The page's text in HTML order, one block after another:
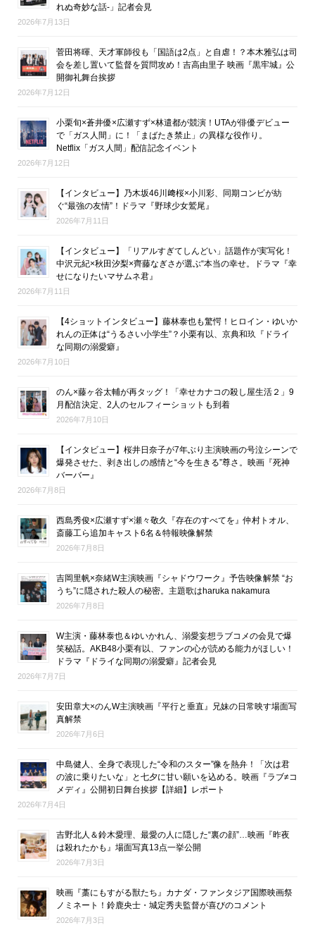
れぬ奇妙な話-」記者会見
2026年7月13日
菅田将暉、天才軍師役も「国語は2点」と自虐！？本木雅弘は司
会を差し置いて監督を質問攻め！吉高由里子 映画『黒牢城』公
開御礼舞台挨拶
2026年7月12日
小栗旬×蒼井優×広瀬すず×林遣都が競演！UTAが俳優デビュー
で「ガス人間」に！「まばたき禁止」の異様な役作り。
Netflix「ガス人間」配信記念イベント
2026年7月12日
【インタビュー】乃木坂46川﨑桜×小川彩、同期コンビが紡
ぐ“最強の友情”！ドラマ『野球少女鷲尾』
2026年7月11日
【インタビュー】「リアルすぎてしんどい」話題作が実写化！
中沢元紀×秋田汐梨×齊藤なぎさが選ぶ“本当の幸せ。ドラマ『幸
せになりたいマサムネ君』
2026年7月11日
【4ショットインタビュー】藤林泰也も驚愕！ヒロイン・ゆいか
れんの正体は“うるさい小学生”？小栗有以、京典和玖『ドライ
な同期の溺愛癖』
2026年7月10日
のん×藤ヶ谷太輔が再タッグ！「幸せカナコの殺し屋生活２」9
月配信決定、2人のセルフィーショットも到着
2026年7月10日
【インタビュー】桜井日奈子が7年ぶり主演映画の号泣シーンで
爆発させた、剥き出しの感情と“今を生きる”尊さ。映画『死神
バーバー』
2026年7月8日
西島秀俊×広瀬すず×瀬々敬久『存在のすべてを』仲村トオル、
斎藤工ら追加キャスト6名＆特報映像解禁
2026年7月8日
吉岡里帆×奈緒W主演映画『シャドウワーク』予告映像解禁 “お
うち”に隠された殺人の秘密。主題歌はharuka nakamura
2026年7月8日
W主演・藤林泰也＆ゆいかれん、溺愛妄想ラブコメの会見で爆
笑秘話。AKB48小栗有以、ファンの心が読める能力がほしい！
ドラマ『ドライな同期の溺愛癖』記者会見
2026年7月7日
安田章大×のんW主演映画『平行と垂直』兄妹の日常映す場面写
真解禁
2026年7月6日
中島健人、全身で表現した“令和のスター”像を熱弁！「次は君
の波に乗りたいな」と七夕に甘い願いを込める。映画『ラブ≠コ
メディ』公開初日舞台挨拶【詳細】レポート
2026年7月4日
吉野北人＆鈴木愛理、最愛の人に隠した“裏の顔”…映画『昨夜
は殺れたかも』場面写真13点一挙公開
2026年7月3日
映画『藁にもすがる獣たち』カナダ・ファンタジア国際映画祭
ノミネート！鈴鹿央士・城定秀夫監督が喜びのコメント
2026年7月3日